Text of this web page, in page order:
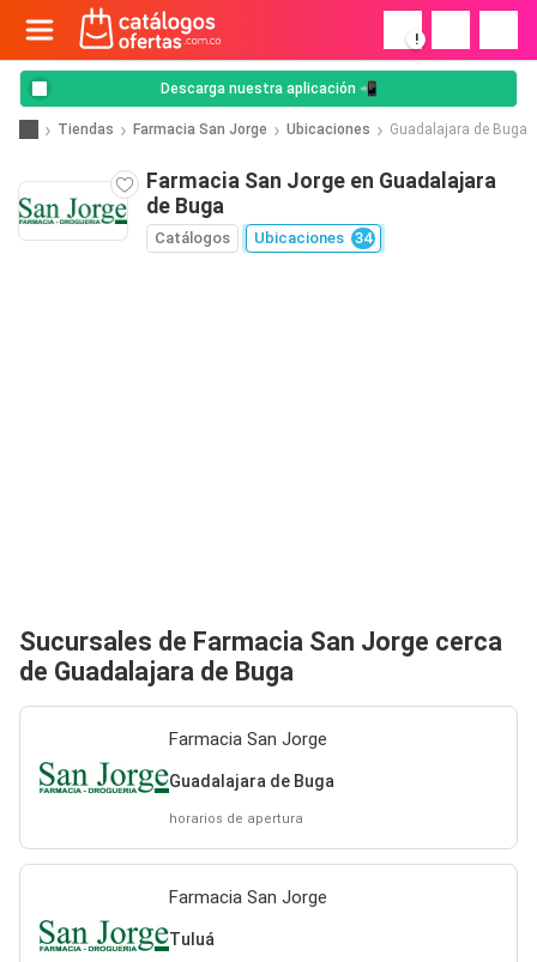
!
Descarga nuestra aplicación 📲
Tiendas Farmacia San Jorge Ubicaciones Guadalajara de Buga
Farmacia San Jorge en Guadalajara
de Buga
Catálogos Ubicaciones 34
Sucursales de Farmacia San Jorge cerca
de Guadalajara de Buga
Farmacia San Jorge
Guadalajara de Buga
horarios de apertura
Farmacia San Jorge
Tuluá